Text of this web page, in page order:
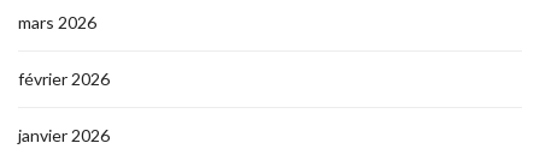
mars 2026
février 2026
janvier 2026